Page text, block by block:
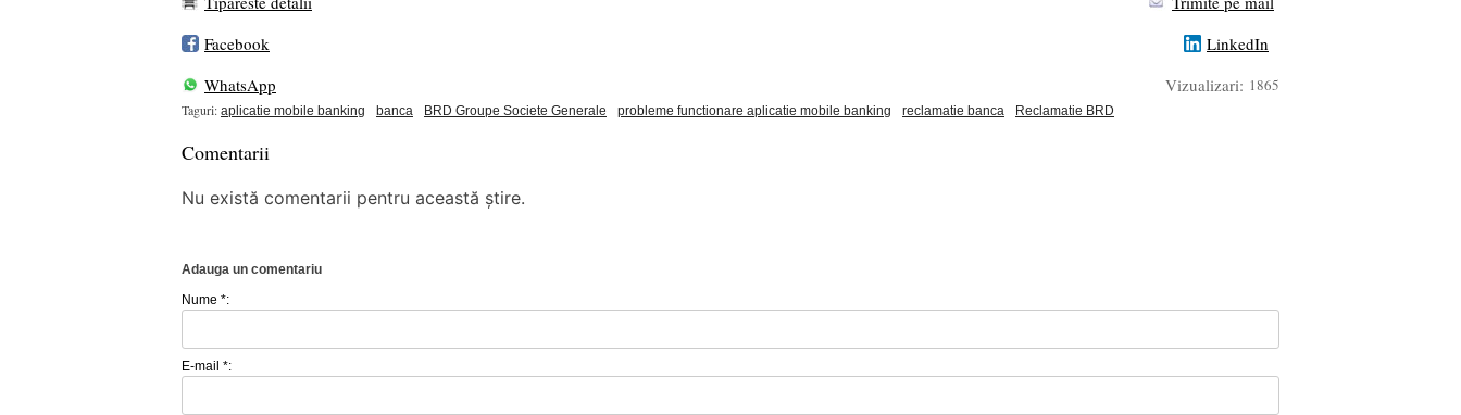
Facebook
LinkedIn
WhatsApp
Vizualizari: 1865
Taguri: aplicatie mobile banking banca BRD Groupe Societe Generale probleme functionare aplicatie mobile banking reclamatie banca Reclamatie BRD
Comentarii
Nu există comentarii pentru această știre.
Adauga un comentariu
Nume *:
E-mail *: